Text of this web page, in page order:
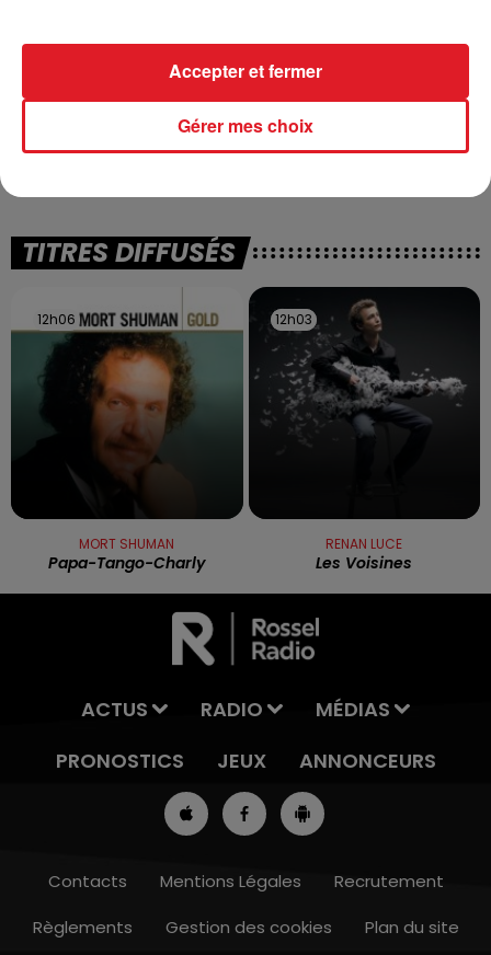
7h00 - 10h00
13 juillet 2026
WINGLES: UN JEUNE PERD LA VIE, NOYÉ À
LA BASE DE LOISIRS
TITRES DIFFUSÉS
12h06
12h06
MORT SHUMAN
Papa-Tango-Charly
12h03
12h03
RENAN LUCE
Les Voisines
ACTUS RADIO
MÉDIAS
PRONOSTICS
JEUX ANNONCEURS
Contacts Mentions Légales
Recrutement
Règlements
Gestion des cookies Plan du site
Gérer mes choix
Accepter et fermer